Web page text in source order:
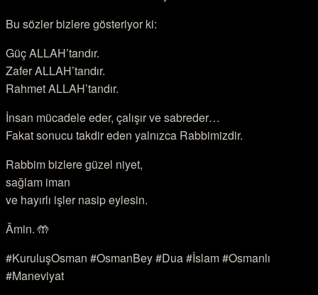
Bu sözler bizlere gösteriyor ki:
Güç ALLAH’tandır.
Zafer ALLAH’tandır.
Rahmet ALLAH’tandır.
İnsan mücadele eder, çalışır ve sabreder…
Fakat sonucu takdir eden yalnızca Rabbimizdir.
Rabbim bizlere güzel niyet,
sağlam iman
ve hayırlı işler nasip eylesin.
Âmin. 🤲
#KuruluşOsman #OsmanBey #Dua #İslam #Osmanlı
#Maneviyat